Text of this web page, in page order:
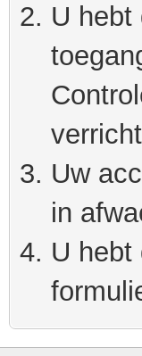
U hebt
Uw
in
U hebt